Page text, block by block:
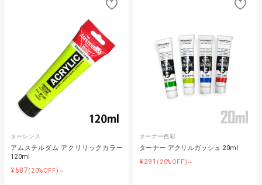
ターレンス
アムステルダム アクリリックカラー
120ml
¥687(20%OFF)～
ターナー色彩
ターナー アクリルガッシュ 20ml
¥291 (20%OFF)～